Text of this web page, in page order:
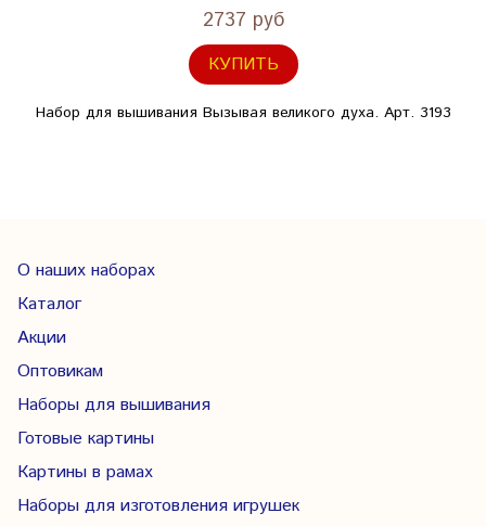
2737 руб
КУПИТЬ
Набор для вышивания Вызывая великого духа. Арт. 3193
О наших наборах
Каталог
Акции
Оптовикам
Наборы для вышивания
Готовые картины
Картины в рамах
Наборы для изготовления игрушек